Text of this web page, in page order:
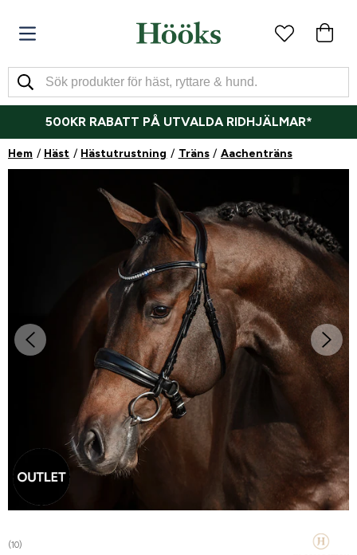
500KR RABATT PÅ UTVALDA RIDHJÄLMAR*
Hem Häst Hästutrustning Träns Aachenträns
(10)